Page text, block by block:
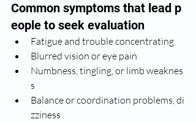
Common symptoms that lead p
eople to seek evaluation
Fatigue and trouble concentrating
Blurred vision or eye pain
Numbness, tingling, or limb weaknes
s
Balance or coordination problems, di
zziness